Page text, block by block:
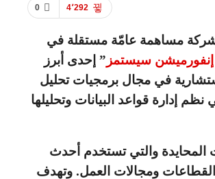
0 4٬292
شركة مساهمة عامّة مستقلة في
سيستمز ” إحدى أبرز
في مجال برمجيات تحليل
نظم إدارة قواعد البيانات وتحليلها
المحايدة والتي تستخدم أحدث
القطاعات ومجالات العمل. وتهدف